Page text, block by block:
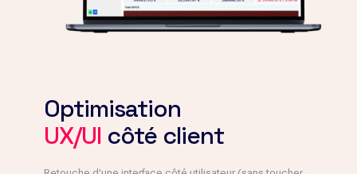
Optimisation
UX/UI côté client